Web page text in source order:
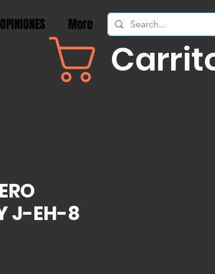
OPINIONES More
J-EH-8